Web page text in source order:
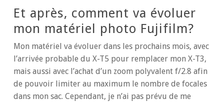
Et après, comment va évoluer
mon matériel photo Fujifilm?
Mon matériel va évoluer dans les prochains mois, avec
l’arrivée probable du X-T5 pour remplacer mon X-T3,
mais aussi avec l’achat d’un zoom polyvalent f/2.8 afin
de pouvoir limiter au maximum le nombre de focales
dans mon sac. Cependant, je n’ai pas prévu de me